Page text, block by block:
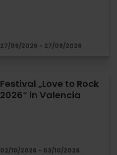
27/09/2026 - 27/09/2026
Festival „Love to Rock
2026“ in Valencia
02/10/2026 - 03/10/2026